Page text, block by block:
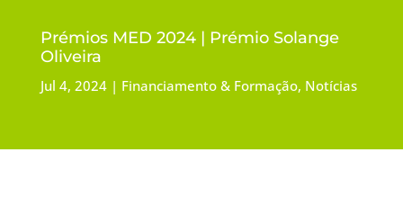
Prémios MED 2024 | Prémio Solange
Oliveira
Jul 4, 2024 Financiamento & Formação, Notícias